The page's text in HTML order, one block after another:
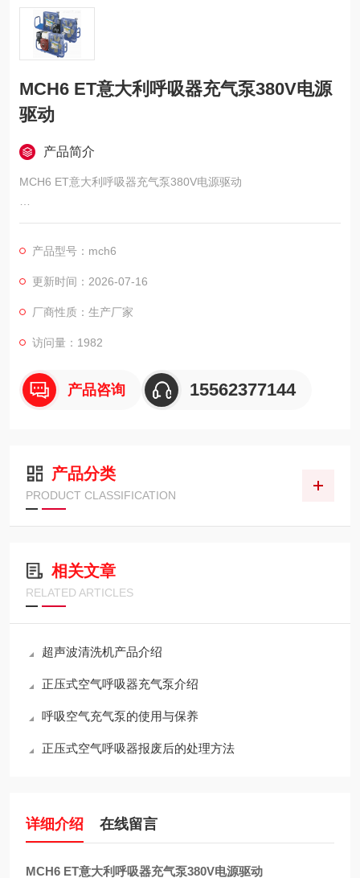
MCH6 ET意大利呼吸器充气泵380V电源
驱动
产品简介
MCH6 ET意大利呼吸器充气泵380V电源驱动
供应商：济宁市科尔奇机电设备有限公司
中国的呼吸器压缩机-济宁科尔奇机电设备有限公司
产品型号：mch6
更新时间：2026-07-16
厂商性质：生产厂家
访问量：1982
产品咨询 15562377144
产品分类
PRODUCT CLASSIFICATION
相关文章
RELATED ARTICLES
超声波清洗机产品介绍
正压式空气呼吸器充气泵介绍
呼吸空气充气泵的使用与保养
正压式空气呼吸器报废后的处理方法
详细介绍 在线留言
MCH6 ET意大利呼吸器充气泵380V电源驱动